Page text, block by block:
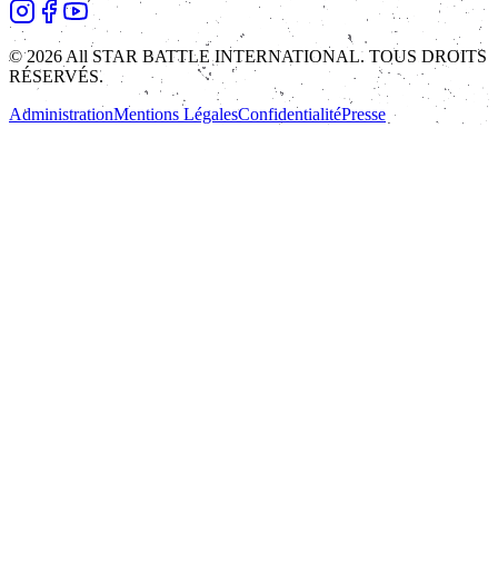
© 2026 All STAR BATTLE INTERNATIONAL. TOUS DROITS
RÉSERVÉS.
AdministrationMentions LégalesConfidentialitéPresse